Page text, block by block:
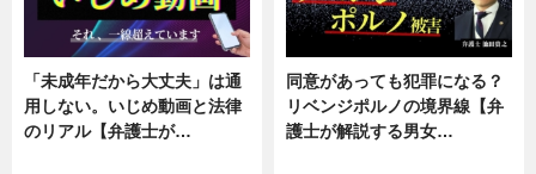
「未成年だから大丈夫」は通
用しない。いじめ動画と法律
のリアル【弁護士が…
同意があっても犯罪になる？
リベンジポルノの境界線【弁
護士が解説する男女…